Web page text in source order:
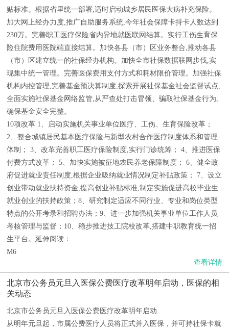
贴标准。根据省里统一部署,适时启动城乡居民医保大病补充保险。
加大网上经办力度,推广自助服务系统,今年社会保障卡持卡人数达到
230万。完善职工医疗保险省内异地就医联网结算。实行工伤生育保
险住院费用医院端直接结算。加快各县（市）区业务整合,推动各县
（市）区建立统一的社保经办机构。加快全市社保数据联网步伐,实
现集中统一管理。完善医保费用支付方式和耗材限价管理。加强社保
机构内控管理,完善基金预决算制度,探索开展社保基金社会监督试点,
全面实施社保基金网络监管,从严查处打击冒领、骗取社保基金行为,
确保基金安全完整。
10项改革 1、启动实施机关事业单位医疗、工伤、生育保险改革；
2、整合城镇居民基本医疗保险与新型农村合作医疗制度体系和管理
体制； 3、改革完善职工医疗保险制度,实行门诊统筹； 4、推进医保
付费方式改革； 5、加快实施被征地农民养老保障制度； 6、健全政
府促进就业责任制度,根据企业吸纳就业情况制定补贴政策； 7、设立
创业带动就业扶持资金,提高创业补贴标准,制定实施促进高校毕业生
就业创业的扶持政策；8、研究制定适应不同行业、专业和岗位类型
特点的公开考录和招聘办法；9、进一步加强机关事业单位工作人员
考核管理与监督；10、稳步推进技工院校改革,搭建中职教育统一招
生平台。延伸阅读：
M6
查看详情
北京市公务员元旦入医保公费医疗改革明年启动，医保的相
关动态
北京市公务员元旦入医保公费医疗改革明年启动
从明年元旦起，市属公费医疗人员将正式并入医保，并可持社保卡就